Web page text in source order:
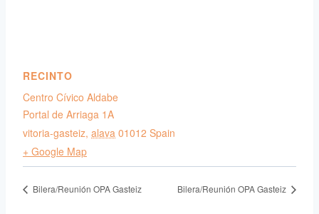
RECINTO
Centro Cívico Aldabe
Portal de Arriaga 1A
vitoria-gasteiz, alava 01012 Spain
+ Google Map
Bilera/Reunión OPA Gasteiz Bilera/Reunión OPA Gasteiz